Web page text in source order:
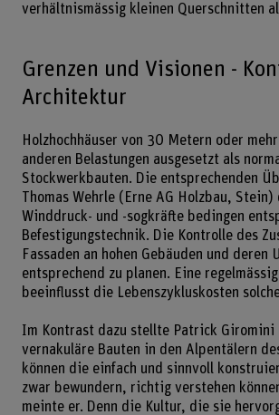
verhältnismässig kleinen Querschnitten
Grenzen und Visionen -
Architektur
Holzhochhäuser von 30 Metern oder
anderen Belastungen ausgesetzt als
Stockwerkbauten. Die entsprechenden
Thomas Wehrle (Erne AG Holzbau, Stein)
Winddruck- und -sogkräfte bedingen
Befestigungstechnik. Die Kontrolle des
Fassaden an hohen Gebäuden und deren
entsprechend zu planen. Eine
beeinflusst die Lebenszykluskosten
Im Kontrast dazu stellte Patrick Giromini
vernakuläre Bauten in den Alpentälern
können die einfach und sinnvoll
zwar bewundern, richtig verstehen
meinte er. Denn die Kultur, die sie